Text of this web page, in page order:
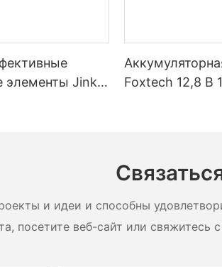
элементы Jinko
Foxtech 12,8 В
и идеи и способны
посетите веб-сайт или